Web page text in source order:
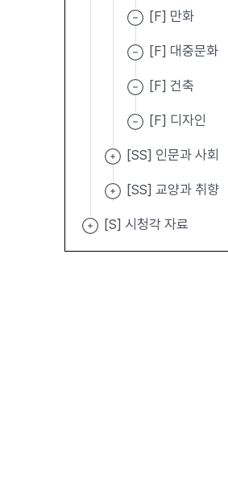
[F] 만화
[F] 대중문화
[F] 건축
[F] 디자인
[SS] 인문과 사회
[SS] 교양과 취향
[S] 시청각 자료